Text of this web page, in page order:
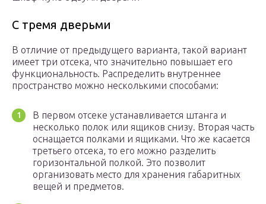
С тремя дверьми
В отличие от предыдущего варианта, такой вариант
имеет три отсека, что значительно повышает его
функциональность. Распределить внутреннее
пространство можно несколькими способами:
В первом отсеке устанавливается штанга и
несколько полок или ящиков снизу. Вторая часть
оснащается полками и ящиками. Что же касается
третьего отсека, то его можно разделить
горизонтальной полкой. Это позволит
организовать место для хранения габаритных
вещей и предметов.